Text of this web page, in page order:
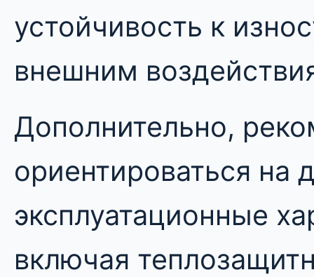
устойчивость к
внешним
Дополнительно,
ориентироваться на
эксплуатационные
включая